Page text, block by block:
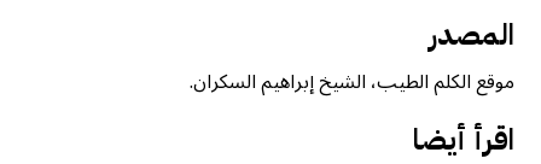
المصدر
موقع الكلم الطيب، الشيخ إبراهيم السكران.
اقرأ أيضا